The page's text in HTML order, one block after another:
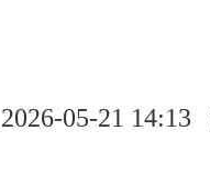
2026-05-21 14:13